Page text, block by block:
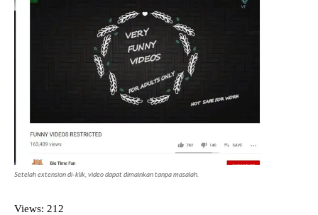
Setelah extension di-klik, video dapat dimainkan tanpa masalah.
Views: 212